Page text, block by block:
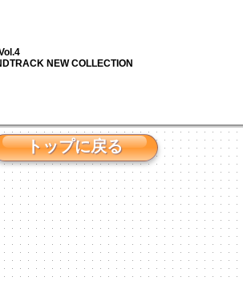
NEW COLLECTION
トップに戻る